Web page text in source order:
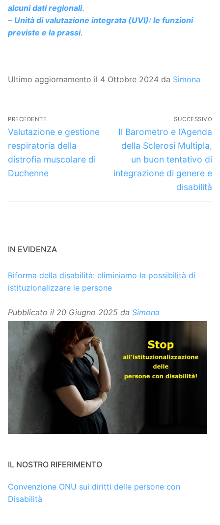
alcuni dati regionali.
– Unità di valutazione integrata (UVI): le funzioni
previste e la prassi.
Ultimo aggiornamento il 4 Ottobre 2024 da Simona
Navigazione
articoli
PRECEDENTE
Articolo
precedente:
Valutazione e gestione
respiratoria della
distrofia muscolare di
Duchenne
SUCCESSIVO
Articolo
successivo:
Il Barometro e l’Agenda
della Sclerosi Multipla,
un buon tentativo di
integrazione di genere e
disabilità
IN EVIDENZA
Riforma della disabilità: eliminiamo la possibilità di
istituzionalizzare le persone
Pubblicato il 20 Giugno 2025 da Simona
IL NOSTRO RIFERIMENTO
Convenzione ONU sui diritti delle persone con
Disabilità